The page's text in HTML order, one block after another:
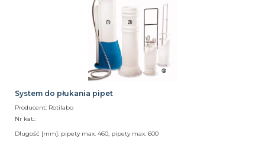
System do płukania pipet
Producent: Rotilabo
Nr kat.:
Długość [mm]: pipety max. 460, pipety max. 600